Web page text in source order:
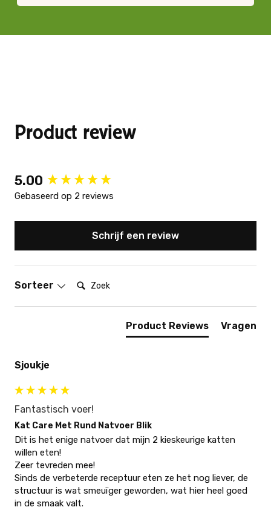
Product review
5.00
Gebaseerd op 2 reviews
Schrijf een review
Sorteer Zoek:
Product Reviews Vragen
Sjoukje
Fantastisch voer!
Kat Care Met Rund Natvoer Blik
Dit is het enige natvoer dat mijn 2 kieskeurige katten
willen eten!
Zeer tevreden mee!
Sinds de verbeterde receptuur eten ze het nog liever, de
structuur is wat smeuïger geworden, wat hier heel goed
in de smaak valt.
New content loaded